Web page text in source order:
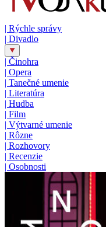
| Rýchle správy
| Divadlo
| Činohra
| Opera
| Tanečné umenie
| Literatúra
| Hudba
| Film
| Výtvarné umenie
| Rôzne
| Rozhovory
| Recenzie
| Osobnosti